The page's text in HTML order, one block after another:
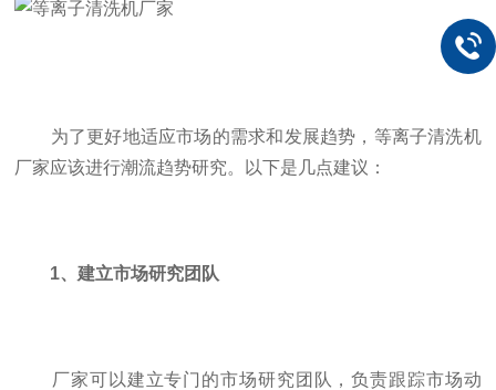
为了更好地适应市场的需求和发展趋势，等离子清洗机
厂家应该进行潮流趋势研究。以下是几点建议：
1、建立市场研究团队
厂家可以建立专门的市场研究团队，负责跟踪市场动